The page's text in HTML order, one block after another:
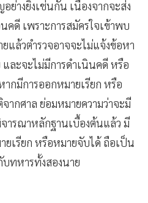
ย่างยิ่งเช่นกัน เนื่องจากจะส่ง
ดี เพราะการสมัครใจเข้าพบ
แล้วตำรวจอาจจะไม่แจ้งข้อหา
ละจะไม่มีการดำเนินคดี หรือ
กมีการออกหมายเรียก หรือ
ากศาล ย่อมหมายความว่าจะมี
ารณาหลักฐานเบื้องต้นแล้ว มี
เรียก หรือหมายจับได้ ถือเป็น
ทหารทั้งสองนาย